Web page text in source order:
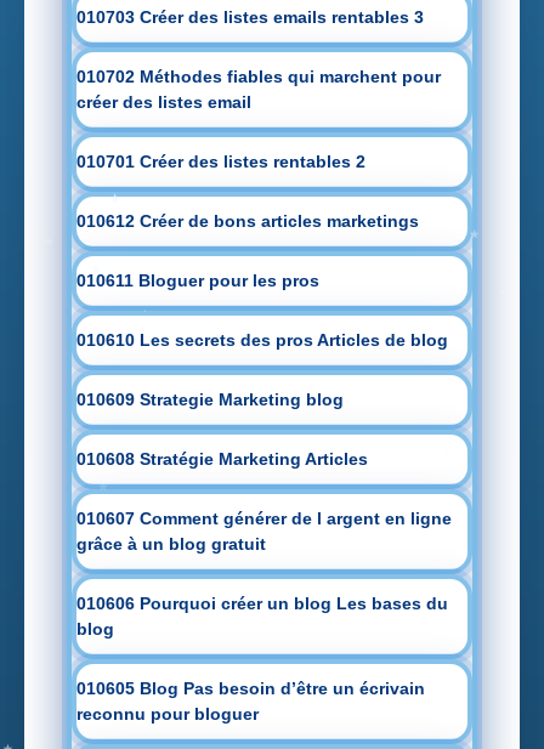
010703 Créer des listes emails rentables 3
010702 Méthodes fiables qui marchent pour
créer des listes email
010701 Créer des listes rentables 2
010612 Créer de bons articles marketings
010611 Bloguer pour les pros
010610 Les secrets des pros Articles de blog
010609 Strategie Marketing blog
010608 Stratégie Marketing Articles
010607 Comment générer de l argent en ligne
grâce à un blog gratuit
010606 Pourquoi créer un blog Les bases du
blog
010605 Blog Pas besoin d’être un écrivain
reconnu pour bloguer